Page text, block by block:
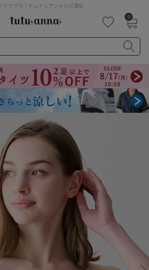
ラブラ | チュチュアンナ公式通販
0
ヤー 特盛ブラ
チューブトップ
ストッキング
キャミソール
アームカバー
下着
ライフスタイル
キッズ
ギフトラッピング